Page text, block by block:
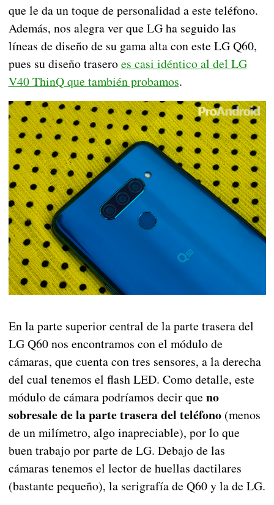
que le da un toque de personalidad a este teléfono.
Además, nos alegra ver que LG ha seguido las
líneas de diseño de su gama alta con este LG Q60,
pues su diseño traseroes casi idéntico al del LG
V40 ThinQ que también probamos.
En la parte superior central de la parte trasera del
LG Q60 nos encontramos con el módulo de
cámaras, que cuenta con tres sensores, a la derecha
del cual tenemos el flash LED. Como detalle, este
módulo de cámara podríamos decir que no
sobresale de la parte trasera del teléfono(menos
de un milímetro, algo inapreciable), por lo que
buen trabajo por parte de LG. Debajo de las
cámaras tenemos el lector de huellas dactilares
(bastante pequeño), la serigrafía de Q60 y la de LG.